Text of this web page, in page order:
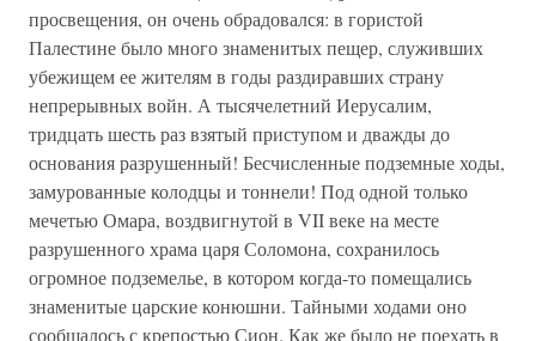
просвещения, он очень обрадовался: в гористой
Палестине было много знаменитых пещер, служивших
убежищем ее жителям в годы раздиравших страну
непрерывных войн. А тысячелетний Иерусалим,
тридцать шесть раз взятый приступом и дважды до
основания разрушенный! Бесчисленные подземные ходы,
замурованные колодцы и тоннели! Под одной только
мечетью Омара, воздвигнутой в VII веке на месте
разрушенного храма царя Соломона, сохранилось
огромное подземелье, в котором когда-то помещались
знаменитые царские конюшни. Тайными ходами оно
сообщалось с крепостью Сион. Как же было не поехать в